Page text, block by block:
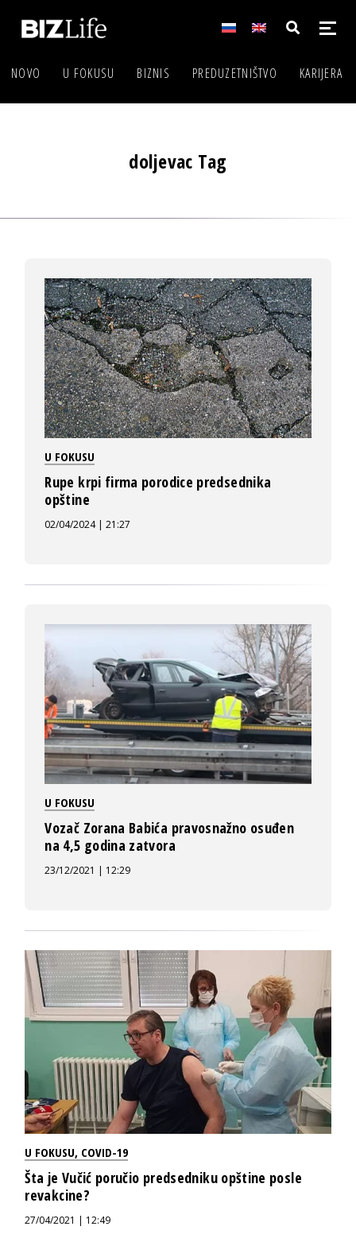
NOVO U FOKUSU BIZNIS PREDUZETNIŠTVO KARIJERA
doljevac Tag
U FOKUSU
Rupe krpi firma porodice predsednika
opštine
02/04/2024 | 21:27
U FOKUSU
Vozač Zorana Babića pravosnažno osuđen
na 4,5 godina zatvora
23/12/2021 | 12:29
U FOKUSU, COVID-19
Šta je Vučić poručio predsedniku opštine posle
revakcine?
27/04/2021 | 12:49